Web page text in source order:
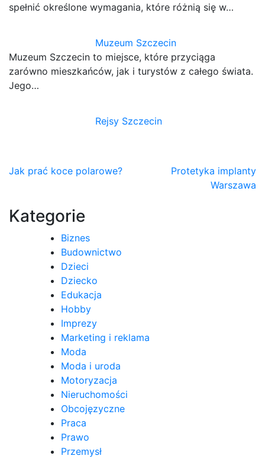
spełnić określone wymagania, które różnią się w…
Muzeum Szczecin
Muzeum Szczecin to miejsce, które przyciąga
zarówno mieszkańców, jak i turystów z całego świata.
Jego…
Rejsy Szczecin
Nawigacja
Jak prać koce polarowe?
Protetyka implanty
Warszawa
Kategorie
Biznes
Budownictwo
Dzieci
Dziecko
Edukacja
Hobby
Imprezy
Marketing i reklama
Moda
Moda i uroda
Motoryzacja
Nieruchomości
Obcojęzyczne
Praca
Prawo
Przemysł